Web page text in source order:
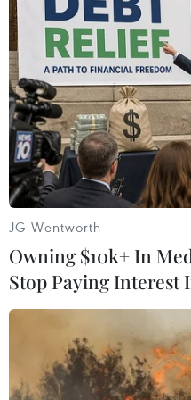
#Bộ Công Thương
#Dịch
#Bản đồ chung sống an
Theo dõi VietnamPlus
JG Wentworth
Owning $10k+ In
Stop Paying Interest